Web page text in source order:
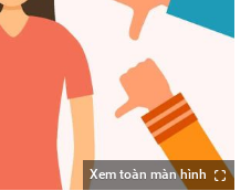
Xem toàn màn hình